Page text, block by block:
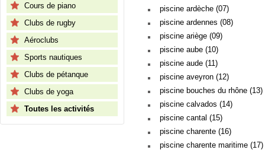
Cours de piano
Clubs de rugby
Aéroclubs
Sports nautiques
Clubs de pétanque
Clubs de yoga
Toutes les activités
piscine ardèche (07)
piscine ardennes (08)
piscine ariège (09)
piscine aube (10)
piscine aude (11)
piscine aveyron (12)
piscine bouches du rhône (13)
piscine calvados (14)
piscine cantal (15)
piscine charente (16)
piscine charente maritime (17)